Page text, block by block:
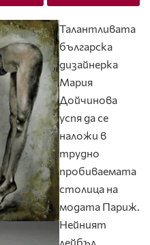
Талантливата
българска
дизайнерка
Мария
Дойчинова
успя да се
наложи в
трудно
пробиваемата
столица на
модата Париж.
Нейният
лейбъл